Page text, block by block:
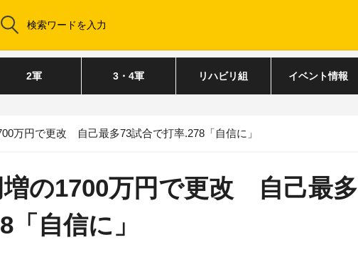
2軍 3・4軍 リハビリ組 イベント情報
万円で更改 自己最多73試合で打率.278「自信に」
増の1700万円で更改 自己最多
自信に」